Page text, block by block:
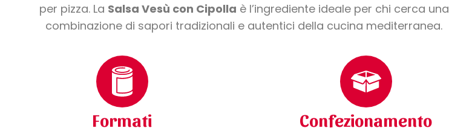
per pizza. La Salsa Vesù con Cipolla è l’ingrediente ideale per chi cerca una
combinazione di sapori tradizionali e autentici della cucina mediterranea.
Formati Confezionamento